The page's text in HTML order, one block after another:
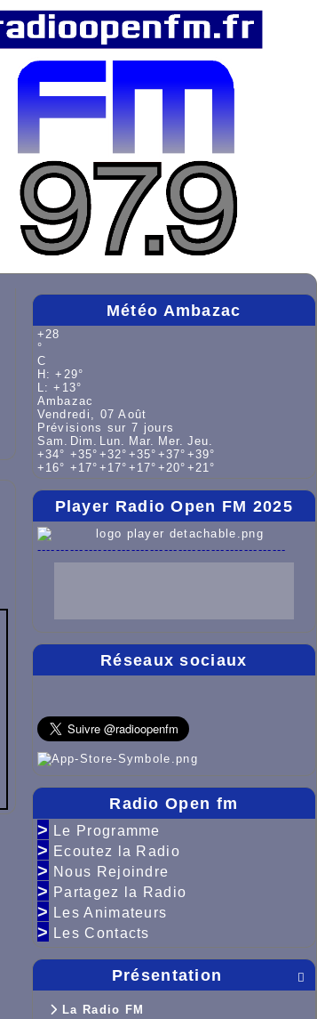
Météo Ambazac
+ 28
°
C
H:+ 29°
L:+ 13°
Ambazac
Vendredi, 07 Août
Prévisions sur 7 jours
Sam.
Dim. Lun. Mar. Mer. Jeu.
+34° +35° +32° +35° +37° +39°
+ 16° + 17° + 17° + 17° + 20° + 21°
Player Radio Open FM 2025
-----------------------------------------------------
Réseaux sociaux
Radio Open fm
> Le Programme
> Ecoutez la Radio
> Nous Rejoindre
> Partagez la Radio
> Les Animateurs
> Les Contacts

Présentation
La Radio FM